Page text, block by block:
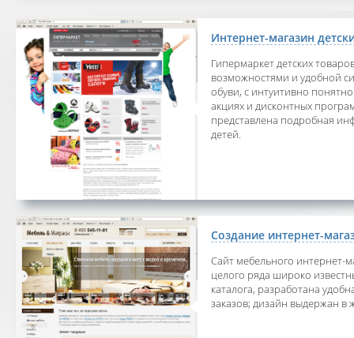
Интернет-магазин
Гипермаркет детских
возможностями и удобной
обуви, с интуитивно
акциях и дисконтных
представлена подробная
детей.
Создание интернет-
Сайт мебельного интернет-
целого ряда широко
каталога, разработана
заказов; дизайн выдержан